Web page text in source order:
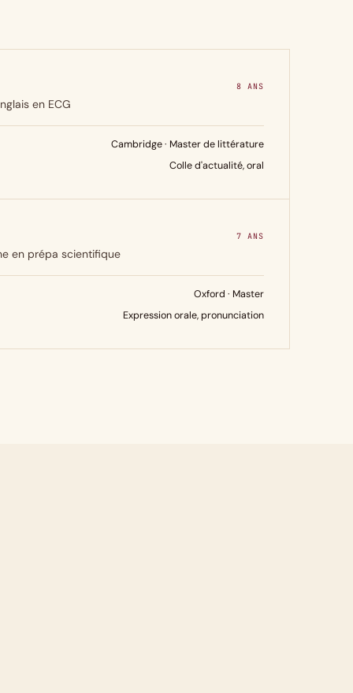
8 ANS
en ECG
Cambridge · Master de littérature
Colle d'actualité, oral
7 ANS
en prépa scientifique
Oxford · Master
Expression orale, pronunciation